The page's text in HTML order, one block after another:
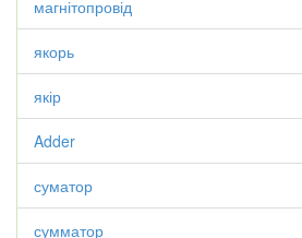
магнітопровід
якорь
якір
Adder
суматор
сумматор